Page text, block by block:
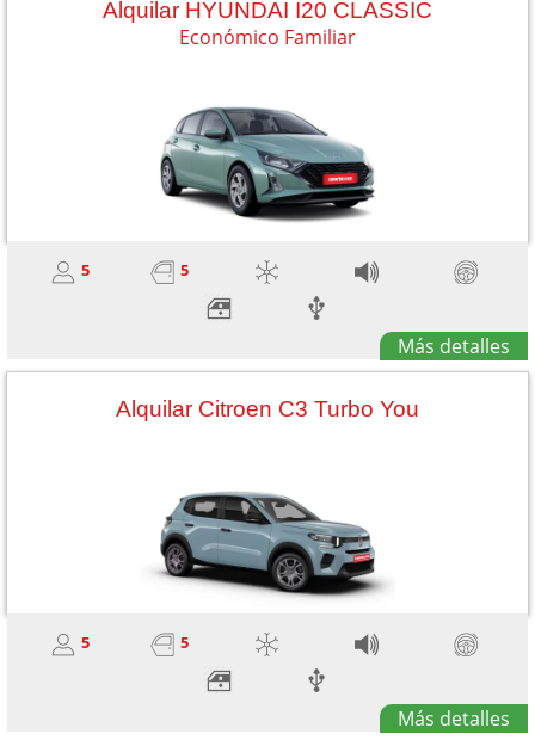
Alquilar HYUNDAI I20 CLASSIC
Económico Familiar
5 5
Más detalles
Alquilar Citroen C3 Turbo You
5 5
Más detalles